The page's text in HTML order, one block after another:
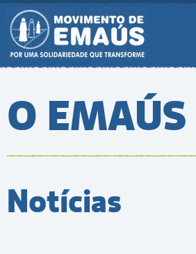
Pular
para
conteúdo
O EMAÚS
Notícias